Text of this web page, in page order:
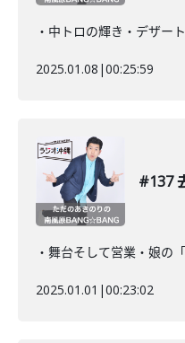
・中トロの輝き・デザー
2025.01.08 |00:25:59
#137
・舞台そして営業・娘の
2025.01.01 |00:23:02